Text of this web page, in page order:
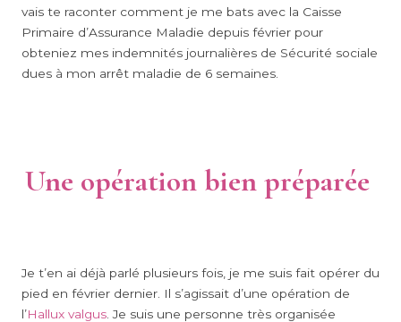
vais te raconter comment je me bats avec la Caisse
Primaire d’Assurance Maladie depuis février pour
obteniez mes indemnités journalières de Sécurité sociale
dues à mon arrêt maladie de 6 semaines.
Une opération bien préparée
Je t’en ai déjà parlé plusieurs fois, je me suis fait opérer du
pied en février dernier. Il s’agissait d’une opération de
l’Hallux valgus . Je suis une personne très organisée